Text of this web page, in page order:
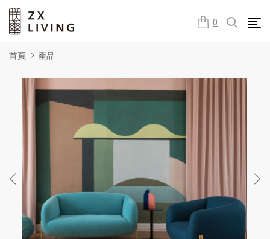
0
朕璽國際ZX LIVING官方網站
首頁 產品